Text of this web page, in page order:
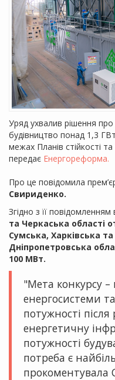
Уряд ухвалив рішення
будівництво понад 1,3
межах Планів стійкості
передає Енергореформа.
Про це повідомила
Свириденко.
Згідно з її
та Черкаська області
Сумська, Харківська
Дніпропетровська
100 МВт.
"Мета конкурсу –
енергосистеми
потужності
енергетичну
потужності
потреба є
прокоментувала